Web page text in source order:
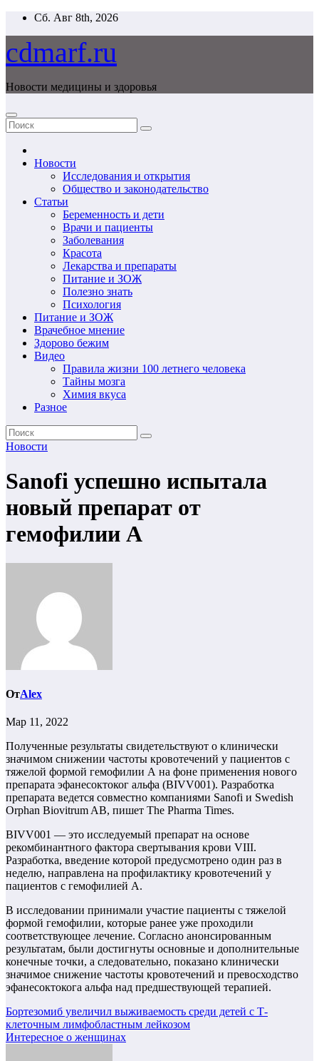
Перейти
содержимому
Сб. Авг 8th, 2026
cdmarf.ru
Новости медицины и здоровья
Новости
Исследования и открытия
Общество и законодательство
Статьи
Беременность и дети
Врачи и пациенты
Заболевания
Красота
Лекарства и препараты
Питание и ЗОЖ
Полезно знать
Психология
Питание и ЗОЖ
Врачебное мнение
Здорово бежим
Видео
Правила жизни 100 летнего человека
Тайны мозга
Химия вкуса
Разное
Новости
Sanofi успешно испытала
новый препарат от
гемофилии А
ОтAlex
Мар 11, 2022
Полученные результаты свидетельствуют о клинически
значимом снижении частоты кровотечений у пациентов с
тяжелой формой гемофилии А на фоне применения нового
препарата эфанесоктоког альфа (BIVV001). Разработка
препарата ведется совместно компаниями Sanofi и Swedish
Orphan Biovitrum AB, пишет The Pharma Times.
BIVV001 — это исследуемый препарат на основе
рекомбинантного фактора свертывания крови VIII.
Разработка, введение которой предусмотрено один раз в
неделю, направлена на профилактику кровотечений у
пациентов с гемофилией А.
В исследовании принимали участие пациенты с тяжелой
формой гемофилии, которые ранее уже проходили
соответствующее лечение. Согласно анонсированным
результатам, были достигнуты основные и дополнительные
конечные точки, а следовательно, показано клинически
значимое снижение частоты кровотечений и превосходство
эфанесоктокога альфа над предшествующей терапией.
Навигация
по
Бортезомиб увеличил выживаемость среди детей с Т-
клеточным лимфобластным лейкозом
Интересное о женщинах